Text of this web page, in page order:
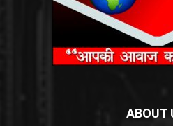
ABOUT